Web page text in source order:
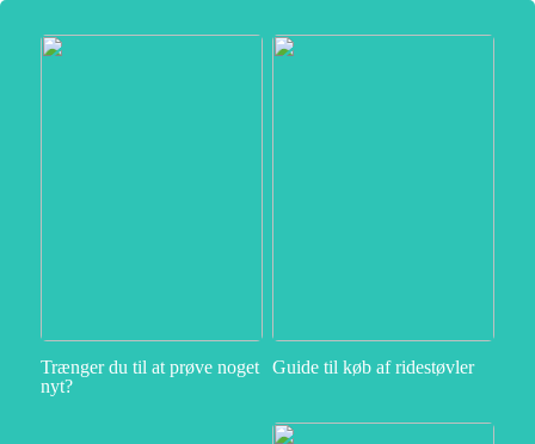
Trænger du til at prøve noget
nyt?
Guide til køb af ridestøvler